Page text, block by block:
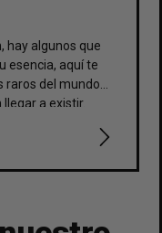
hay algunos que
esencia, aquí te
raros del mundo
a existir.